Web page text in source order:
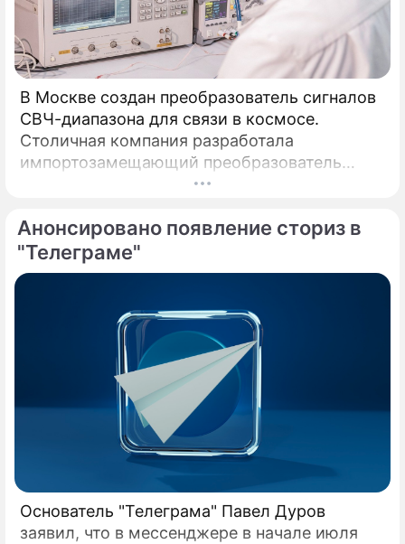
В Москве создан преобразователь сигналов
СВЧ-диапазона для связи в космосе.
Столичная компания разработала
импортозамещающий преобразователь
сигналов СВЧ-диапазона.
Анонсировано появление сториз в
"Телеграме"
Основатель "Телеграма" Павел Дуров
заявил, что в мессенджере в начале июля